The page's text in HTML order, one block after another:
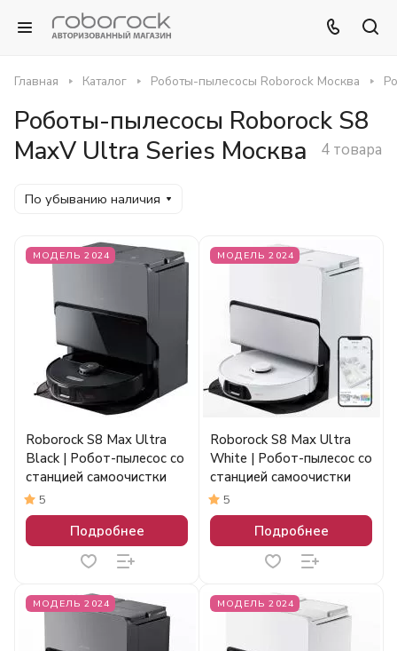
Главная Каталог Роботы-пылесосы Roborock Москва
Роботы-пылесосы Roborock S8
MaxV Ultra Series Москва
4 товара
По убыванию наличия
МОДЕЛЬ 2024
Roborock S8 Max Ultra
Black | Робот-пылесос со
станцией самоочистки
5
Подробнее
МОДЕЛЬ 2024
Roborock S8 Max Ultra
White | Робот-пылесос со
станцией самоочистки
5
Подробнее
МОДЕЛЬ 2024 МОДЕЛЬ 2024